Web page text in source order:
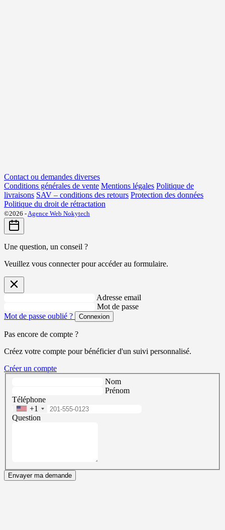
Contact ou demandes diverses
Conditions générales de vente Mentions légales Politique de
livraisons SAV – conditions des retours Protection des données
Politique du droit de rétractation
©2026 -Agence Web Nokytech
Une question, un conseil ?
Veuillez vous connecter pour accéder au formulaire.
Adresse email
Mot de passe
Mot de passe oublié ?
Connexion
Pas encore de compte ?
Créez votre compte pour bénéficier d'un suivi personnalisé.
Créer un compte
Nom
Prénom
Téléphone
+1
Question
Envayer ma demande